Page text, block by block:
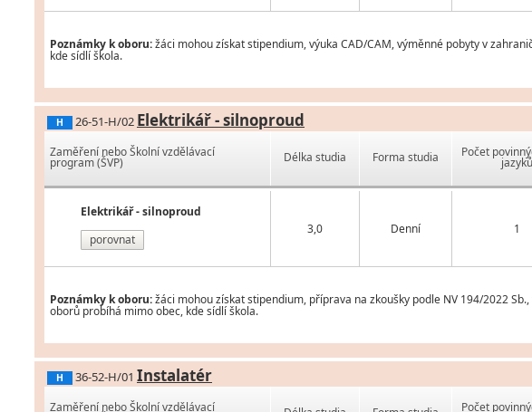
Poznámky k oboru:žáci mohou získat stipendium, výuka CAD/CAM, výměnné pobyty v
kde sídlí škola.
H 26-51-H/02 Elektrikář - silnoproud
Zaměření nebo Školní vzdělávací
program (ŠVP)
Elektrikář - silnoproud
porovnat
Délka studia Forma studia Počet
jazyků
3,0 Denní 1
Poznámky k oboru:žáci mohou získat stipendium, příprava na zkoušky podle NV 194/2022
oborů probíhá mimo obec, kde sídlí škola.
H 36-52-H/01 Instalatér
Zaměření nebo Školní vzdělávací Počet